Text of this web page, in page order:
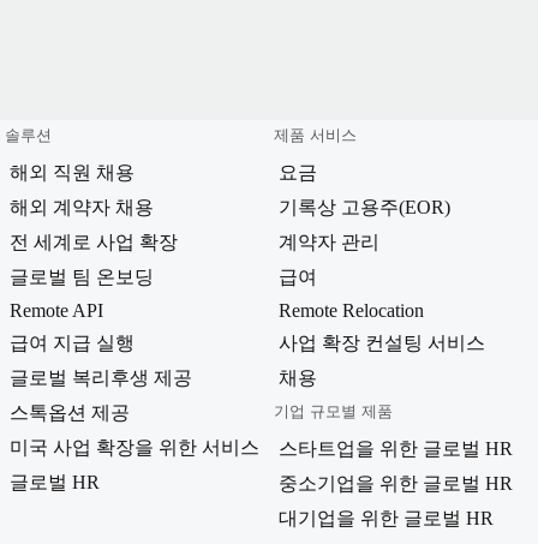
솔루션
해외 직원 채용
해외 계약자 채용
전 세계로 사업 확장
글로벌 팀 온보딩
Remote API
급여 지급 실행
글로벌 복리후생 제공
스톡옵션 제공
미국 사업 확장을 위한 서비스
글로벌 HR
제품 서비스
요금
기록상 고용주(EOR)
계약자 관리
급여
Remote Relocation
사업 확장 컨설팅 서비스
채용
기업 규모별 제품
스타트업을 위한 글로벌 HR
중소기업을 위한 글로벌 HR
대기업을 위한 글로벌 HR